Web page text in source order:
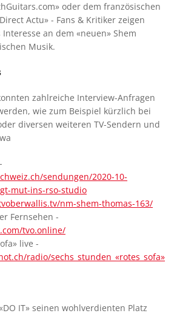
oder dem französischen
Actu» - Fans & Kritiker zeigen
an dem «neuen» Shem
Musik.
zahlreiche Interview-Anfragen
wie zum Beispiel kürzlich bei
diversen weiteren TV-Sendern und
sendungen/2020-10-
mut-ins-rso-studio
nm-shem-thomas-163/
Fernsehen -
tvo.online/
live -
radio/sechs_stunden_«rotes_sofa»
IT» seinen wohlverdienten Platz